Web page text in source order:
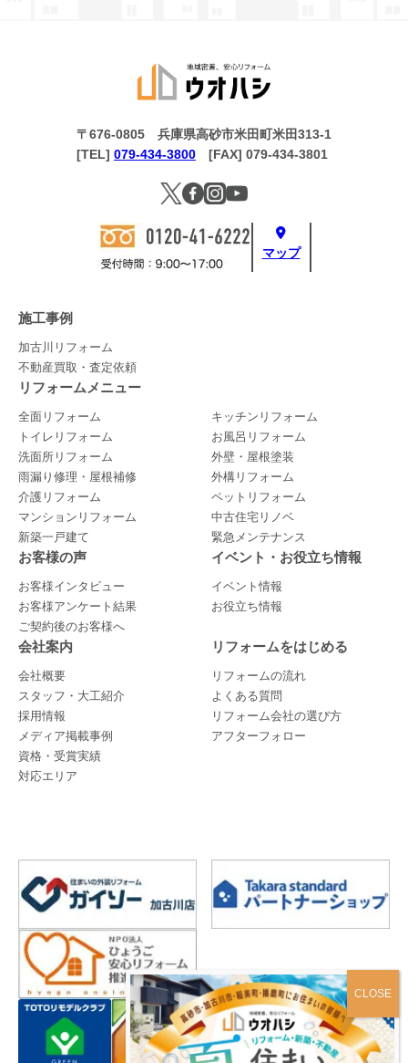
マップ
〒676-0805 兵庫県高砂市米田町米田313-1
[TEL] 079-434-3800 [FAX] 079-434-3801
施工事例
加古川リフォーム
不動産買取・査定依頼
リフォームメニュー
全面リフォーム
キッチンリフォーム
トイレリフォーム
お風呂リフォーム
洗面所リフォーム
外壁・屋根塗装
雨漏り修理・屋根補修
外構リフォーム
介護リフォーム
ペットリフォーム
マンションリフォーム
中古住宅リノベ
新築一戸建て
緊急メンテナンス
お客様の声
お客様インタビュー
お客様アンケート結果
ご契約後のお客様へ
イベント・お役立ち情報
イベント情報
お役立ち情報
会社案内
会社概要
スタッフ・大工紹介
採用情報
メディア掲載事例
資格・受賞実績
対応エリア
リフォームをはじめる
リフォームの流れ
よくある質問
リフォーム会社の選び方
アフターフォロー